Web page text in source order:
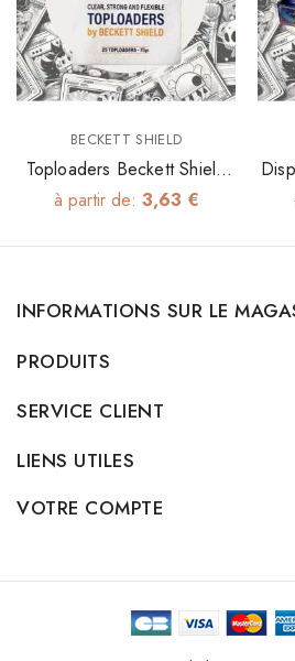
BECKETT SHIELD
Toploaders Beckett Shield
35pt
à partir de: 3,63 €
INFORMATIONS SUR LE
PRODUITS
SERVICE CLIENT
LIENS UTILES
VOTRE COMPTE